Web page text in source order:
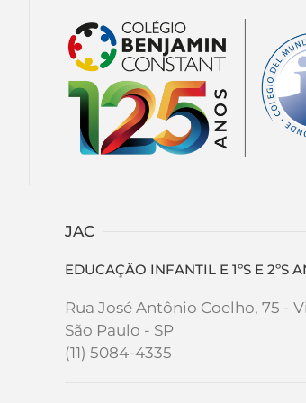
JAC
EDUCAÇÃO INFANTIL E 1ºS E 2ºS
Rua José Antônio Coelho, 75 -
São Paulo - SP
(11) 5084-4335